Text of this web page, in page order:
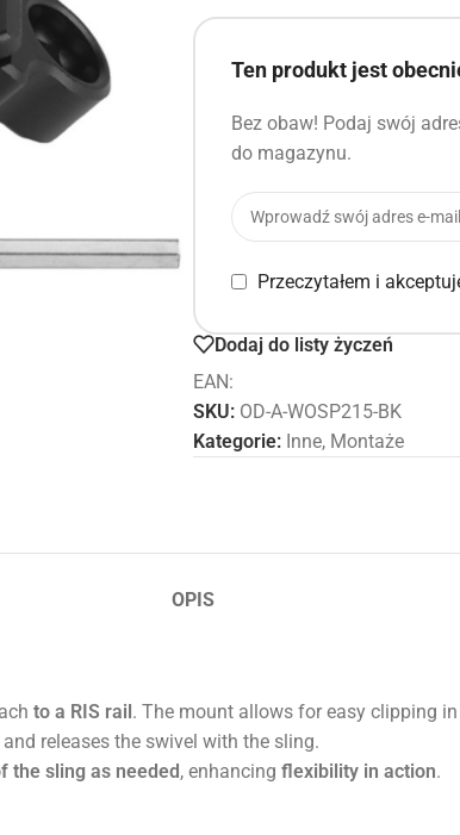
Ten produkt jest
Bez obaw! Podaj swój
do magazynu.
Przeczytałem i
Dodaj do listy życzeń
EAN:
SKU: OD-A-WOSP215-BK
Kategorie: Inne, Montaże
OPIS
to a RIS rail. The mount allows for easy clipping
releases the swivel with the sling.
the sling as needed, enhancing flexibility in action.